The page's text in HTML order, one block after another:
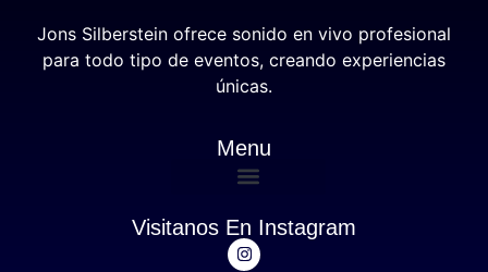
Jons Silberstein ofrece sonido en vivo profesional
para todo tipo de eventos, creando experiencias
únicas.
Menu
Visitanos En Instagram